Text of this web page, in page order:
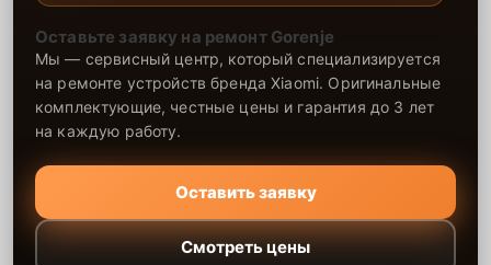
Оставьте заявку на ремонт Gorenje
Мы — сервисный центр, который специализируется
на ремонте устройств бренда Xiaomi. Оригинальные
комплектующие, честные цены и гарантия до 3 лет
на каждую работу.
Оставить заявку
Смотреть цены